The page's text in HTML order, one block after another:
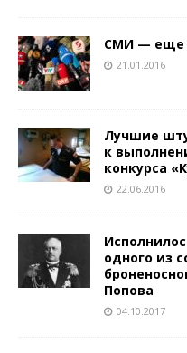
СМИ — еще
21.01.2016
Лучшие
к
конкурса
22.06.2016
одного из
Попова
04.10.2017